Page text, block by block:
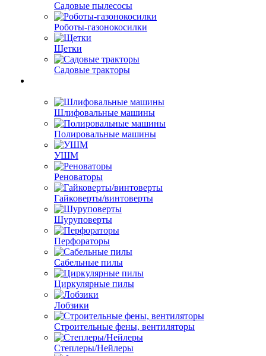
Садовые пылесосы
Роботы-газонокосилки
Щетки
Садовые тракторы
Шлифовальные машины
Полировальные машины
УШМ
Реноваторы
Гайковерты/винтоверты
Шуруповерты
Перфораторы
Сабельные пилы
Циркулярные пилы
Лобзики
Строительные фены, вентиляторы
Степлеры/Нейлеры